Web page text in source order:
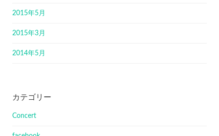
2015年5月
2015年3月
2014年5月
カテゴリー
Concert